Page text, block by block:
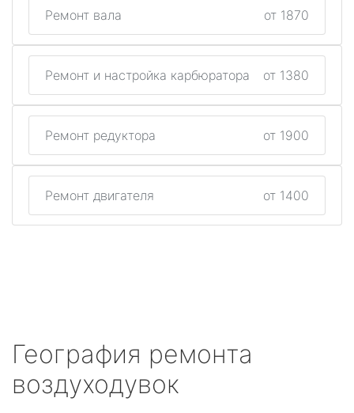
Ремонт вала от 1870
Ремонт и настройка карбюратора от 1380
Ремонт редуктора от 1900
Ремонт двигателя от 1400
География ремонта
воздуходувок